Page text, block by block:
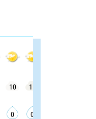
10 15
0 0